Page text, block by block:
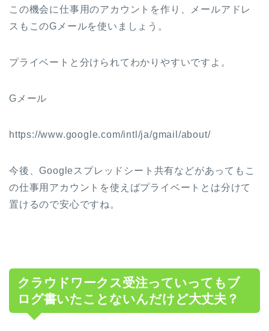
この機会に仕事用のアカウントを作り、メールアドレ
スもこのGメールを使いましょう。
プライベートと分けられてわかりやすいですよ。
Gメール
https://www.google.com/intl/ja/gmail/about/
今後、Googleスプレッドシート共有などがあってもこ
の仕事用アカウントを使えばプライベートとは分けて
置けるので安心ですね。
クラウドワークス受注っていってもブ
ログ書いたことないんだけど大丈夫？